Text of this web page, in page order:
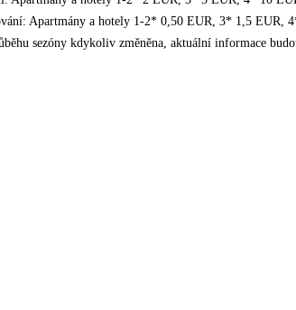
Apartmány a hotely 1-2* 0,50 EUR, 3* 1,5 EUR,
sezóny kdykoliv změněna, aktuální informace